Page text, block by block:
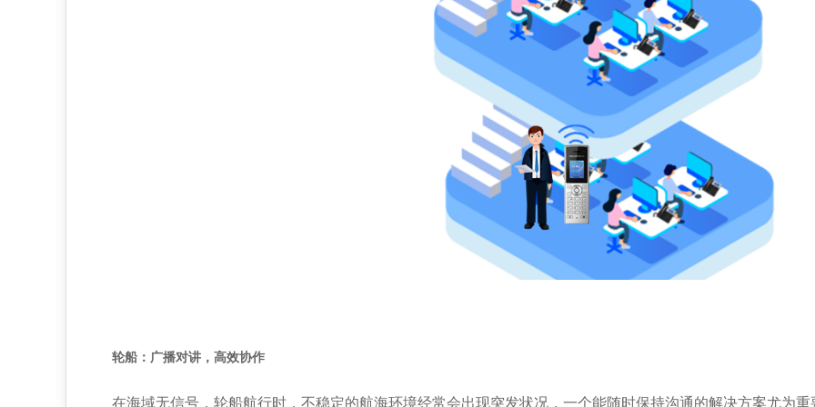
轮船：广播对讲，高效协作
在海域无信号，轮船航行时，不稳定的航海环境经常会出现突发状况，一个能随时保持沟通的解决方案尤为重